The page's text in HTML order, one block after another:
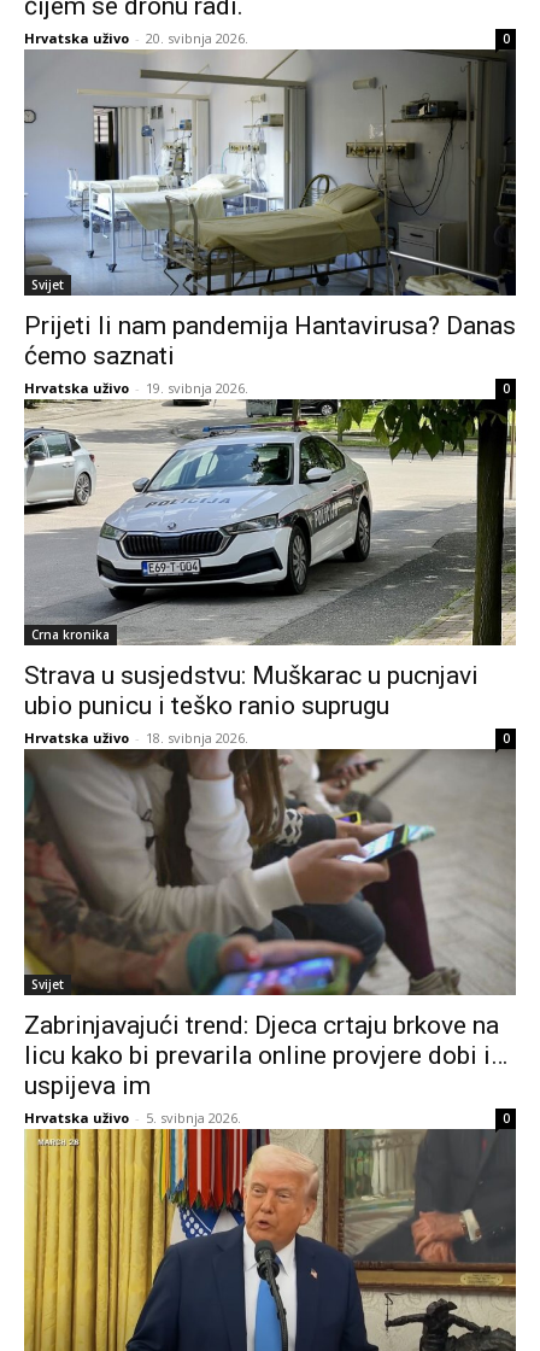
čijem se dronu radi.
Hrvatska uživo - 20. svibnja 2026. 0
Svijet
Prijeti li nam pandemija Hantavirusa? Danas
ćemo saznati
Hrvatska uživo - 19. svibnja 2026. 0
Crna kronika
Strava u susjedstvu: Muškarac u pucnjavi
ubio punicu i teško ranio suprugu
Hrvatska uživo - 18. svibnja 2026. 0
Svijet
Zabrinjavajući trend: Djeca crtaju brkove na
licu kako bi prevarila online provjere dobi i…
uspijeva im
Hrvatska uživo - 5. svibnja 2026. 0